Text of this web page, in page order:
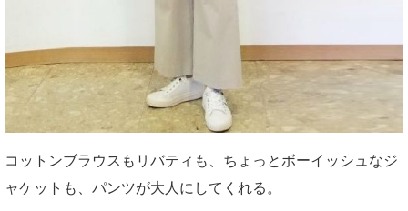
コットンブラウスもリバティも、ちょっとボーイッシュなジ
ャケットも、パンツが大人にしてくれる。